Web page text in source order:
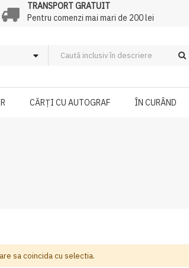
TRANSPORT GRATUIT
Pentru comenzi mai mari de 200 lei
CĂRȚI CU AUTOGRAF ÎN CURÂND
sa coincida cu selectia.